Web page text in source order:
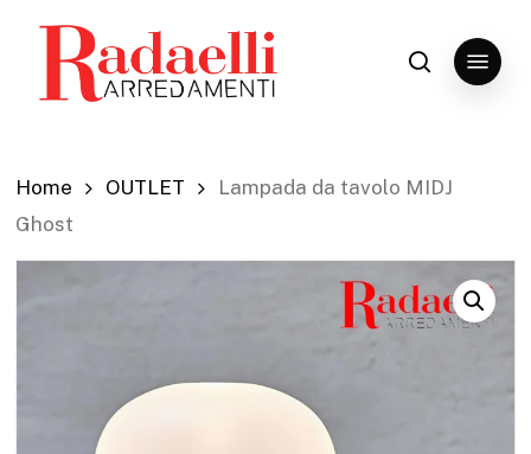
content
search
Menu
Home OUTLET
Lampada da tavolo MIDJ
Ghost
Close